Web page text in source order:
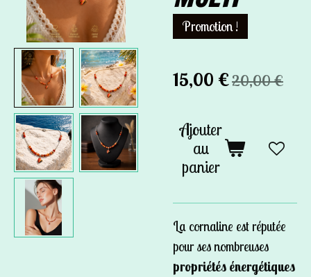
Promotion !
15,00 €20,00 €
Ajouter
au
panier
La cornaline est réputée
pour ses nombreuses
propriétés énergétiques